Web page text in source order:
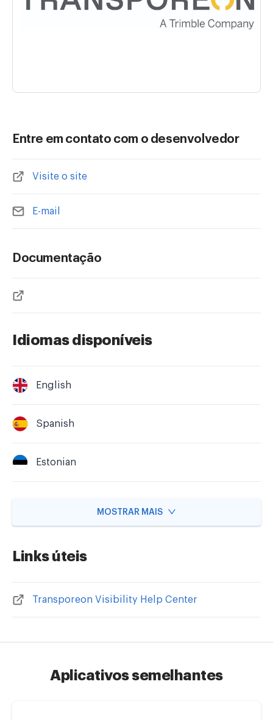
Idiomas disponíveis
English
Spanish
Estonian
MOSTRAR MAIS
Links úteis
Transporeon Visibility Help Center
Entre em contato com o desenvolvedor
Visite o site
E-mail
Documentação
Aplicativos semelhantes